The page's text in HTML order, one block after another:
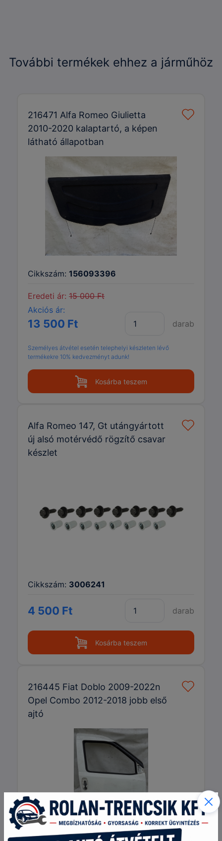
További termékek ehhez a járműhöz
216471 Alfa Romeo Giulietta
2010-2020 kalaptartó, a képen
látható állapotban
Cikkszám: 156093396
Eredeti ár: 15 000 Ft
Akciós ár:
13 500 Ft darab
Személyes átvétel esetén telephelyi készleten lévő
termékekre 10% kedvezményt adunk!
Kosárba teszem
Alfa Romeo 147, Gt utángyártott
új alsó motérvédő rögzítő csavar
készlet
Cikkszám: 3006241
4 500 Ft darab
Kosárba teszem
216445 Fiat Doblo 2009-2022n
Opel Combo 2012-2018 jobb első
ajtó